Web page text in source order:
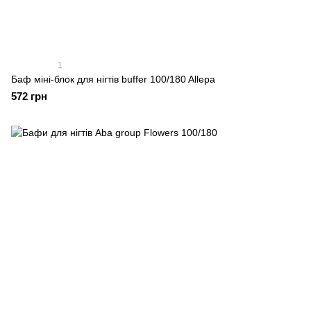
1
Баф міні-блок для нігтів buffer 100/180 Allepa
572 грн